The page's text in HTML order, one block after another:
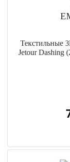
Текстильные
Jetour Dashing